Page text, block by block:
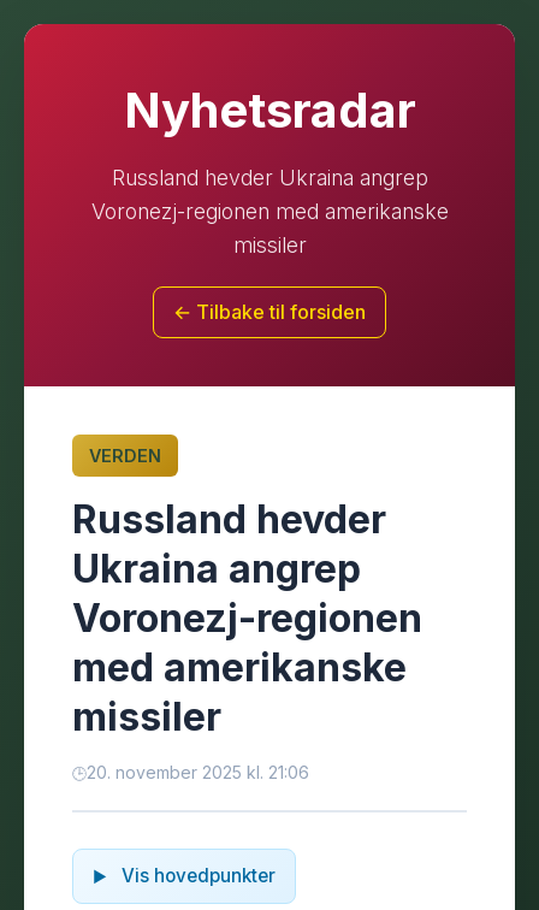
Nyhetsradar
Russland hevder Ukraina angrep
Voronezj-regionen med amerikanske
missiler
← Tilbake til forsiden
VERDEN
Russland hevder
Ukraina angrep
Voronezj-regionen
med amerikanske
missiler
20. november 2025 kl. 21:06
Vis hovedpunkter